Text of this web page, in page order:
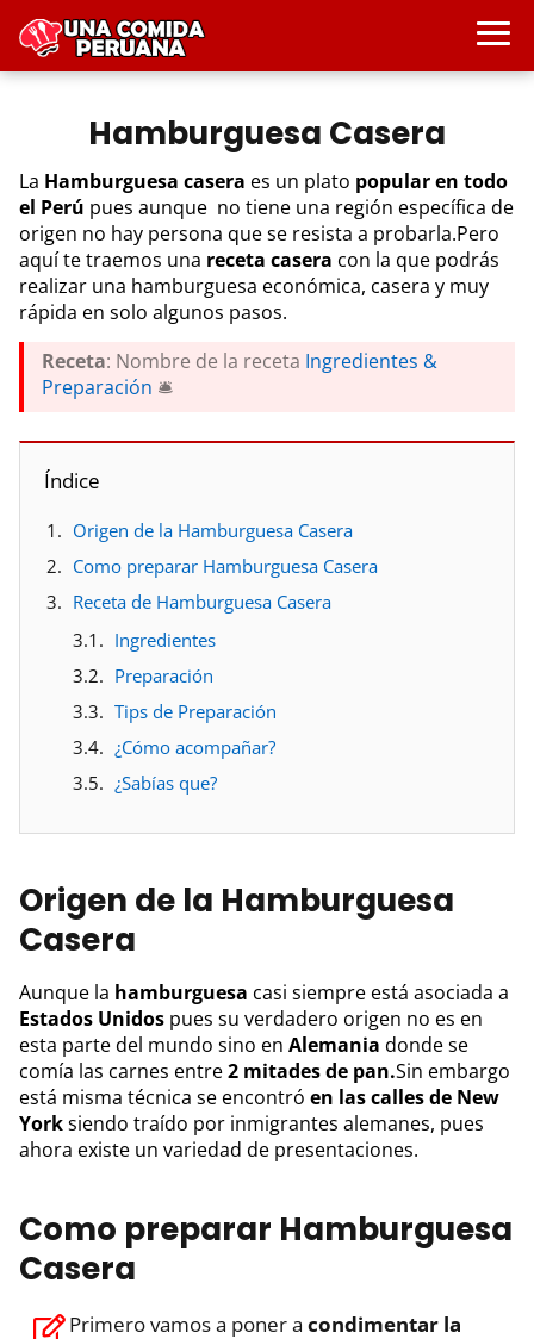
Hamburguesa Casera
La Hamburguesa casera es un plato popular en todo
el Perú pues aunque no tiene una región específica de
origen no hay persona que se resista a probarla.Pero
aquí te traemos una receta casera con la que podrás
realizar una hamburguesa económica, casera y muy
rápida en solo algunos pasos.
Receta: Nombre de la receta Ingredientes &
Preparación 🛎️
Índice
Origen de la Hamburguesa Casera
Como preparar Hamburguesa Casera
Receta de Hamburguesa Casera
Ingredientes
Preparación
Tips de Preparación
¿Cómo acompañar?
¿Sabías que?
Origen de la Hamburguesa
Casera
Aunque la hamburguesa casi siempre está asociada a
Estados Unidos pues su verdadero origen no es en
esta parte del mundo sino en Alemania donde se
comía las carnes entre2 mitades de pan.Sin embargo
está misma técnica se encontró en las calles de New
Yorksiendo traído por inmigrantes alemanes, pues
ahora existe un variedad de presentaciones.
Como preparar Hamburguesa
Casera
Primero vamos a poner a condimentar la